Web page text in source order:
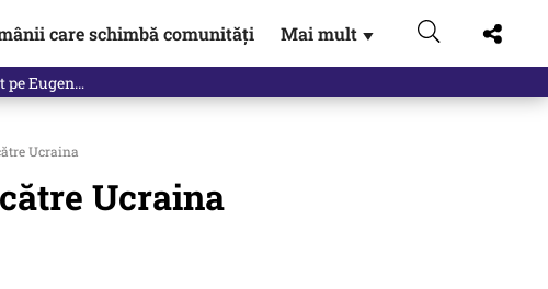
care schimbă comunități Mai mult ▼
Chirieac
Ucraina
Ucraina